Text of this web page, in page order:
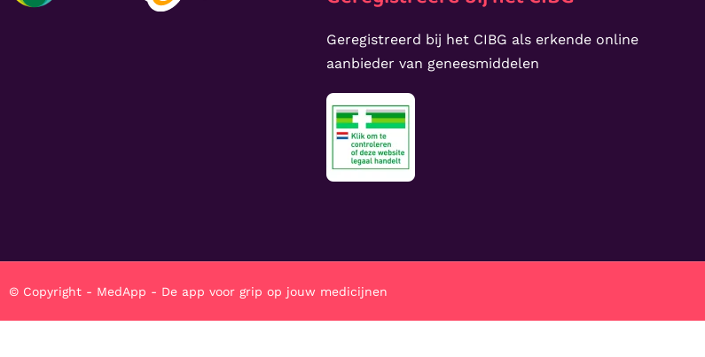
Geregistreerd bij het CIBG als erkende online
aanbieder van geneesmiddelen
© Copyright - MedApp - De app voor grip op jouw medicijnen